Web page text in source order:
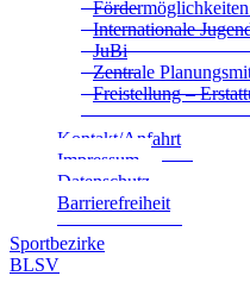
Inter­na­tio­nale
JuBi
Zen­trale
Frei­stel­lung –
Kontakt/Anfahrt
Impres­sum
Daten­schutz
Bar­rie­re­frei­heit
Sportbezirke
BLSV